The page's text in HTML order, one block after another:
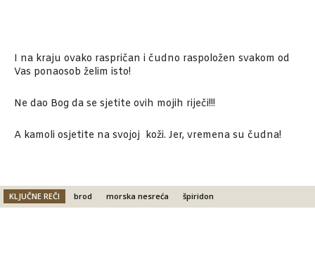
I na kraju ovako raspričan i čudno raspoložen svakom od
Vas ponaosob želim isto!
Ne dao Bog da se sjetite ovih mojih riječi!!!
A kamoli osjetite na svojoj koži. Jer, vremena su čudna!
KLJUČNE REČI brod morska nesreća špiridon